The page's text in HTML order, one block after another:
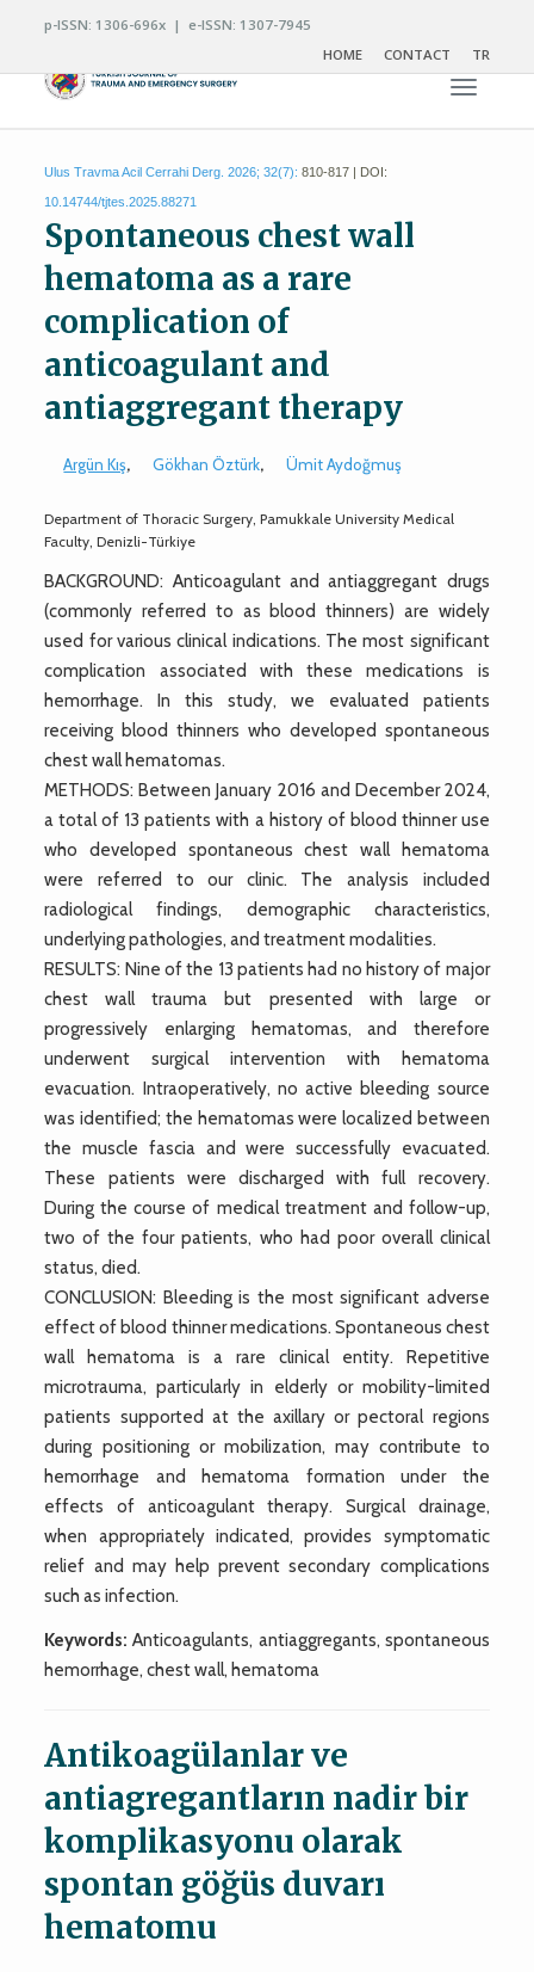
p-ISSN: 1306-696x | e-ISSN: 1307-7945
HOME
CONTACT TR
Toggle
Ulus Travma Acil Cerrahi Derg. 2026; 32(7): 810-817 | DOI:
10.14744/tjtes.2025.88271
Spontaneous chest wall
hematoma as a rare
complication of
anticoagulant and
antiaggregant therapy
Argün Kış, Gökhan Öztürk, Ümit Aydoğmuş
Department of Thoracic Surgery, Pamukkale University Medical
Faculty, Denizli-Türkiye
BACKGROUND: Anticoagulant and antiaggregant drugs
(commonly referred to as blood thinners) are widely
used for various clinical indications. The most significant
complication associated with these medications is
hemorrhage. In this study, we evaluated patients
receiving blood thinners who developed spontaneous
chest wall hematomas.
METHODS: Between January 2016 and December 2024,
a total of 13 patients with a history of blood thinner use
who developed spontaneous chest wall hematoma
were referred to our clinic. The analysis included
radiological findings, demographic characteristics,
underlying pathologies, and treatment modalities.
RESULTS: Nine of the 13 patients had no history of major
chest wall trauma but presented with large or
progressively enlarging hematomas, and therefore
underwent surgical intervention with hematoma
evacuation. Intraoperatively, no active bleeding source
was identified; the hematomas were localized between
the muscle fascia and were successfully evacuated.
These patients were discharged with full recovery.
During the course of medical treatment and follow-up,
two of the four patients, who had poor overall clinical
status, died.
CONCLUSION: Bleeding is the most significant adverse
effect of blood thinner medications. Spontaneous chest
wall hematoma is a rare clinical entity. Repetitive
microtrauma, particularly in elderly or mobility-limited
patients supported at the axillary or pectoral regions
during positioning or mobilization, may contribute to
hemorrhage and hematoma formation under the
effects of anticoagulant therapy. Surgical drainage,
when appropriately indicated, provides symptomatic
relief and may help prevent secondary complications
such as infection.
Keywords: Anticoagulants, antiaggregants, spontaneous
hemorrhage, chest wall, hematoma
Antikoagülanlar ve
antiagregantların nadir bir
komplikasyonu olarak
spontan göğüs duvarı
hematomu